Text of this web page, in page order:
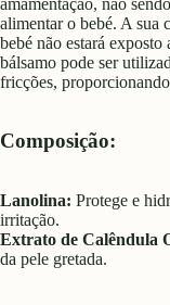
alimentar o bebé. A sua
bebé não estará
bálsamo pode ser
fricções,
Composição:
Lanolina: Protege e
irritação.
Extrato de Calêndula
da pele gretada.